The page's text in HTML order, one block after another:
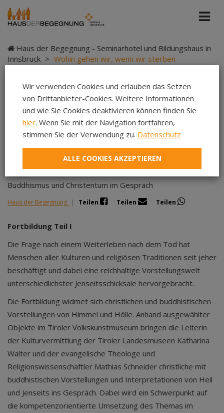
Haus der Begegnung - Seminarhotel und Bildungshaus in
Innsbruck > Wohin gehen wir, wenn wir sterben
Wohin gehen wir,
wenn wir sterben
Buddhismus und Christentum im Gespräch
Haus der Begegnung | Teilen Teilen Teilen
Fortbildung Teil I
Die Frage nach einem Weiterleben nach dem Tod hat
Menschen aller Kulturen und religiösen Traditionen seit jeher
beschäftigt und dabei eine reichhaltige Vorstellungswelt
unterschiedlichster Jenseitsschicksale hervorgebracht.
Die Fortbildung widmet sich christlichen und buddhistischen
Vorstellungen von Himmel und Hölle. Anhand ausgewählter
Objekte im Tiroler Volkskunstmuseum bringen die Leiterin
der Kulturvermittlung der Tiroler Landesmuseen Katharina
Walter und der evangelische Theologe und
Religionswissenschaftler Mathias Schneider christliche mit
buddhistischen Vorstellungen und Interpretationen von Heil
und Jenseits ins Gespräch. Dabei wird ein Schwerpunkt auf
die kompetenzorientierte Umsetzung des Themas im
Wir verwenden Cookies und erlauben das Setzen
von Drittanbieter-Cookies. Weitere Informationen
und wie Sie Cookies deaktivieren können finden Sie
hier. Wenn Sie mit der Navigation fortfahren,
stimmen Sie der Verwendung zu. Datenschutz
ALLE COOKIES AKZEPTIEREN